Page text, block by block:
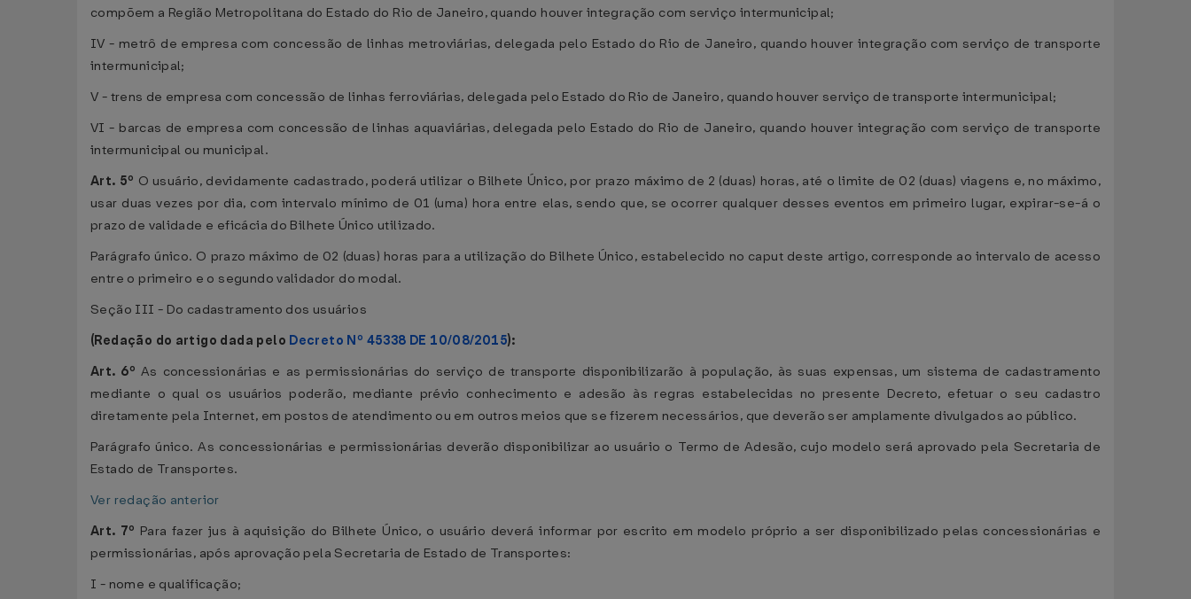
compõem a Região Metropolitana do Estado do Rio de Janeiro, quando houver integração com serviço intermunicipal;
IV - metrô de empresa com concessão de linhas metroviárias, delegada pelo Estado do Rio de Janeiro, quando houver integração com serviço de transporte
intermunicipal;
V - trens de empresa com concessão de linhas ferroviárias, delegada pelo Estado do Rio de Janeiro, quando houver serviço de transporte intermunicipal;
VI - barcas de empresa com concessão de linhas aquaviárias, delegada pelo Estado do Rio de Janeiro, quando houver integração com serviço de transporte
intermunicipal ou municipal.
Art. 5º O usuário, devidamente cadastrado, poderá utilizar o Bilhete Único, por prazo máximo de 2 (duas) horas, até o limite de 02 (duas) viagens e, no máximo,
usar duas vezes por dia, com intervalo mínimo de 01 (uma) hora entre elas, sendo que, se ocorrer qualquer desses eventos em primeiro lugar, expirar-se-á o
prazo de validade e eficácia do Bilhete Único utilizado.
Parágrafo único. O prazo máximo de 02 (duas) horas para a utilização do Bilhete Único, estabelecido no caput deste artigo, corresponde ao intervalo de acesso
entre o primeiro e o segundo validador do modal.
Seção III - Do cadastramento dos usuários
(Redação do artigo dada pelo Decreto Nº 45338 DE 10/08/2015):
Art. 6º As concessionárias e as permissionárias do serviço de transporte disponibilizarão à população, às suas expensas, um sistema de cadastramento
mediante o qual os usuários poderão, mediante prévio conhecimento e adesão às regras estabelecidas no presente Decreto, efetuar o seu cadastro
diretamente pela Internet, em postos de atendimento ou em outros meios que se fizerem necessários, que deverão ser amplamente divulgados ao público.
Parágrafo único. As concessionárias e permissionárias deverão disponibilizar ao usuário o Termo de Adesão, cujo modelo será aprovado pela Secretaria de
Estado de Transportes.
Ver redação anterior
Art. 7º Para fazer jus à aquisição do Bilhete Único, o usuário deverá informar por escrito em modelo próprio a ser disponibilizado pelas concessionárias e
permissionárias, após aprovação pela Secretaria de Estado de Transportes:
I - nome e qualificação;